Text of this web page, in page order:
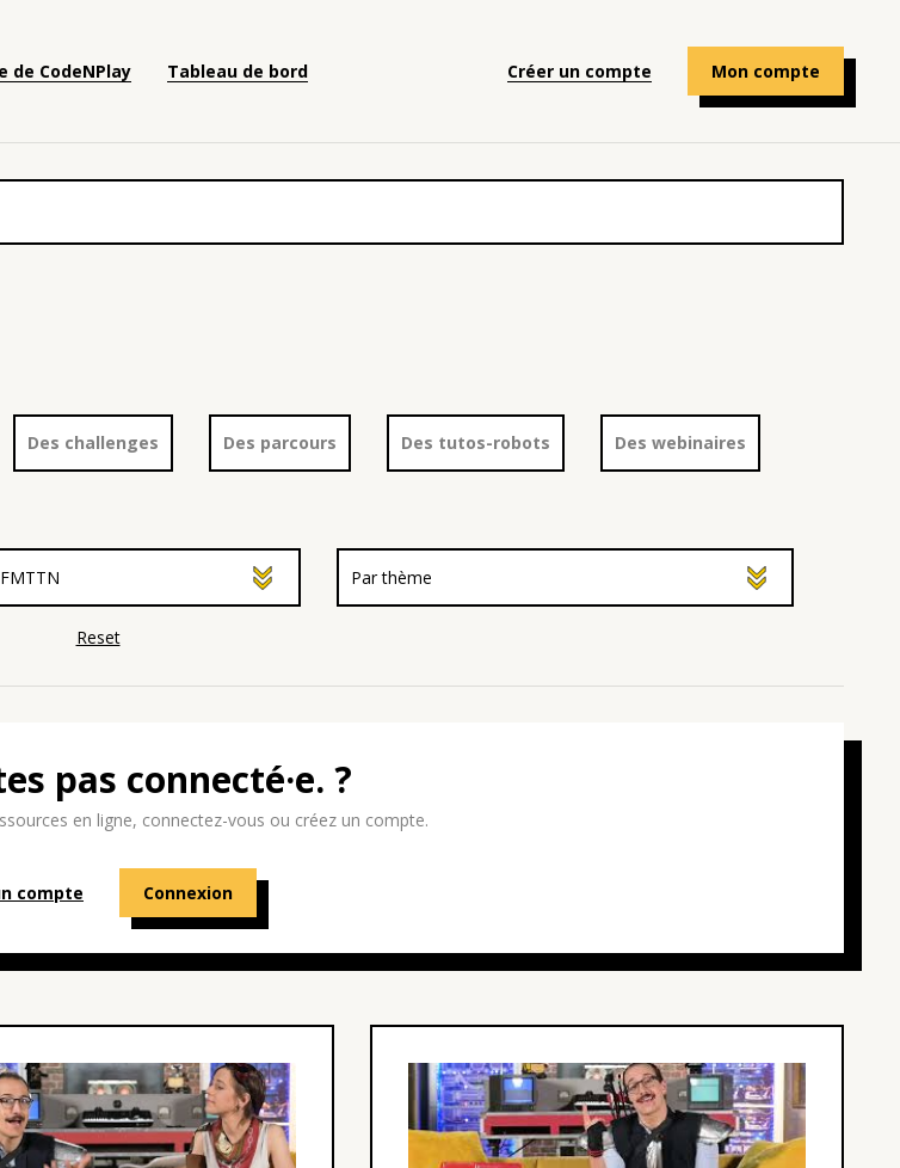
de CodeNPlay Tableau de bord Créer un compte Mon compte
Des challenges Des parcours Des tutos-robots Des webinaires
Reset
pas connecté·e. ?
en ligne, connectez-vous ou créez un compte.
compte Connexion